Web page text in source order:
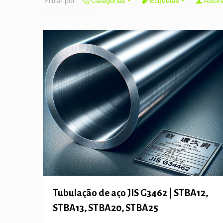
Tubulação de aço JIS G3462 | STBA12,
STBA13, STBA20, STBA25